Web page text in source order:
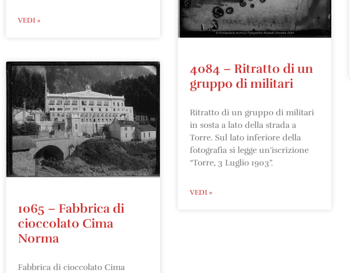
VEDI »
1065 – Fabbrica di
cioccolato Cima
Norma
Fabbrica di cioccolato Cima
4084 – Ritratto di un
gruppo di militari
Ritratto di un gruppo di militari
in sosta a lato della strada a
Torre. Sul lato inferiore della
fotografia si legge un’iscrizione
“Torre, 3 Luglio 1903”.
VEDI »